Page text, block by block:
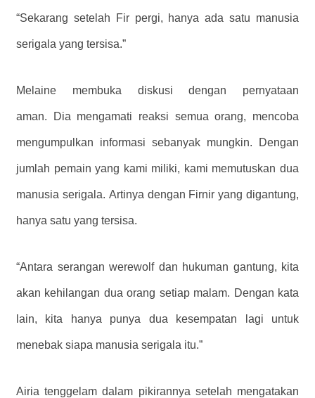
“Sekarang setelah Fir pergi, hanya ada satu manusia
serigala yang tersisa.”
Melaine membuka diskusi dengan pernyataan
aman. Dia mengamati reaksi semua orang, mencoba
mengumpulkan informasi sebanyak mungkin. Dengan
jumlah pemain yang kami miliki, kami memutuskan dua
manusia serigala. Artinya dengan Firnir yang digantung,
hanya satu yang tersisa.
“Antara serangan werewolf dan hukuman gantung, kita
akan kehilangan dua orang setiap malam. Dengan kata
lain, kita hanya punya dua kesempatan lagi untuk
menebak siapa manusia serigala itu.”
Airia tenggelam dalam pikirannya setelah mengatakan